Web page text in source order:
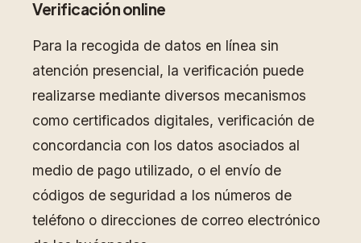
Verificación online
Para la recogida de datos en línea sin
atención presencial, la verificación puede
realizarse mediante diversos mecanismos
como certificados digitales, verificación de
concordancia con los datos asociados al
medio de pago utilizado, o el envío de
códigos de seguridad a los números de
teléfono o direcciones de correo electrónico